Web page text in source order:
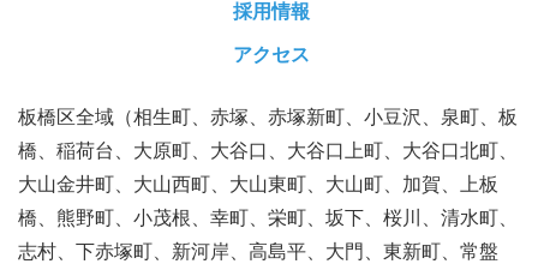
採用情報
アクセス
板橋区全域（相生町、赤塚、赤塚新町、小豆沢、泉町、板
橋、稲荷台、大原町、大谷口、大谷口上町、大谷口北町、
大山金井町、大山西町、大山東町、大山町、加賀、上板
橋、熊野町、小茂根、幸町、栄町、坂下、桜川、清水町、
志村、下赤塚町、新河岸、高島平、大門、東新町、常盤